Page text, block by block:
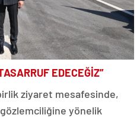
EDECEĞİZ”
ziyaret mesafesinde,
gözlemciliğine yönelik